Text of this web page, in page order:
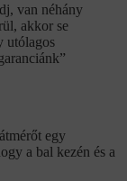
van néhány
akkor se
utólagos
egy
a bal kezén és a